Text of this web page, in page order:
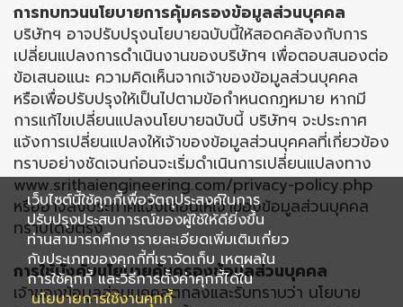
การทบทวนนโยบายการคุ้มครองข้อมูลส่วนบุคคล
บริษัทฯ อาจปรับปรุงนโยบายฉบับนี้ให้สอดคล้องกับการ
เปลี่ยนแปลงการดำเนินงานของบริษัทฯ เพื่อตอบสนองต่อ
ข้อเสนอแนะ ความคิดเห็นจากเจ้าของข้อมูลส่วนบุคคล
หรือเพื่อปรับปรุงให้เป็นไปตามข้อกำหนดกฎหมาย หากมี
การแก้ไขเปลี่ยนแปลงนโยบายฉบับนี้ บริษัทฯ จะประกาศ
แจ้งการเปลี่ยนแปลงให้เจ้าของข้อมูลส่วนบุคคลที่เกี่ยวข้อง
ทราบอย่างชัดเจนก่อนจะเริ่มดำเนินการเปลี่ยนแปลงทาง
www.srithaiengineering.com/privacy-policy.php
หรืออาจส่งประกาศแจ้งเตือนให้เจ้าของข้อมูลส่วนบุคคล
ทราบโดยตรง
การใช้บังคับนโยบายคุ้มครองข้อมูลส่วนบุคคล
เจ้าของข้อมูลส่วนบุคคลตกลงและรับทราบว่า นโยบาย
เว็บไซต์นี้ใช้คุกกี้เพื่อวัตถุประสงค์ในการ
ปรับปรุงประสบการณ์ของผู้ใช้ให้ดียิ่งขึ้น
ท่านสามารถศึกษารายละเอียดเพิ่มเติมเกี่ยว
กับประเภทของคุกกี้ที่เราจัดเก็บ เหตุผลใน
การใช้คุกกี้ และวิธีการตั้งค่าคุกกี้ได้ใน
นโยบายการใช้งานคุกกี้